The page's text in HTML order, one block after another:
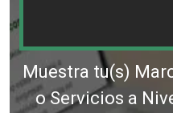
Muestra tu(s)
o Servicios a